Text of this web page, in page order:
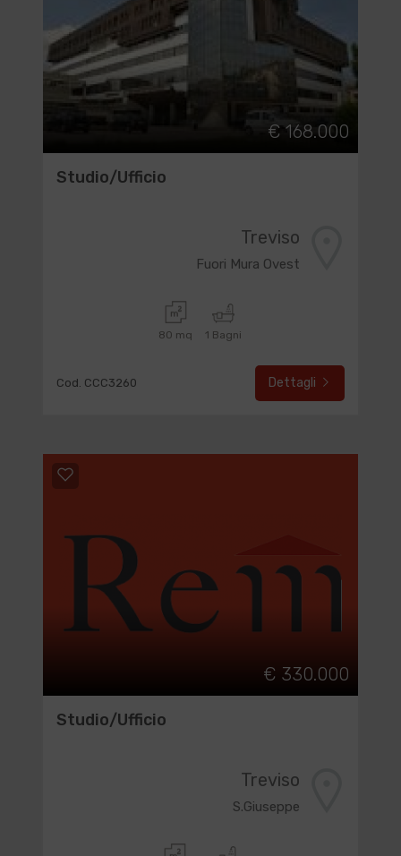
€ 168.000
Studio/Ufficio
Treviso
Fuori Mura Ovest
80 mq 1 Bagni
Cod. CCC3260 Dettagli
€ 330.000
Studio/Ufficio
Treviso
S.Giuseppe